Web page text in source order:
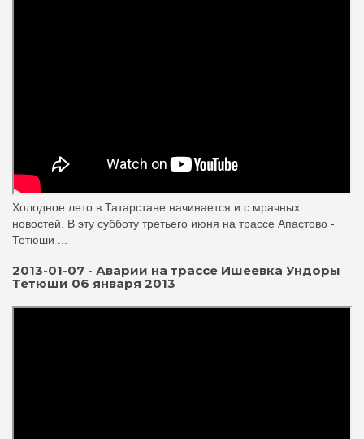
Холодное лето в Татарстане начинается и с мрачных
новостей. В эту субботу третьего июня на трассе Апастово -
Тетюши ...
2013-01-07 - Аварии на трассе Ишеевка Ундоры
Тетюши 06 января 2013